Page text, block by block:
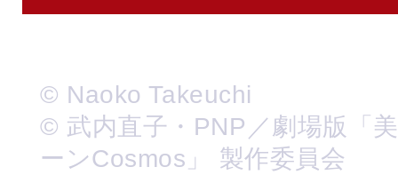
© Naoko Takeuchi
© 武内直子・PNP／劇場版「
ーンCosmos」 製作委員会